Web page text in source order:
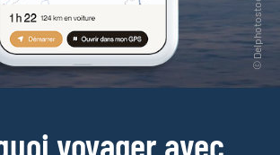
voyager avec